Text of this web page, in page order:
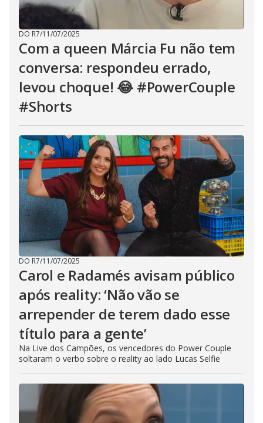
DO R7/11/07/2025
Com a queen Márcia Fu não tem
conversa: respondeu errado,
levou choque! 😂 #PowerCouple
#Shorts
DO R7/11/07/2025
Carol e Radamés avisam público
após reality: ‘Não vão se
arrepender de terem dado esse
título para a gente’
Na Live dos Campões, os vencedores do Power Couple
soltaram o verbo sobre o reality ao lado Lucas Selfie